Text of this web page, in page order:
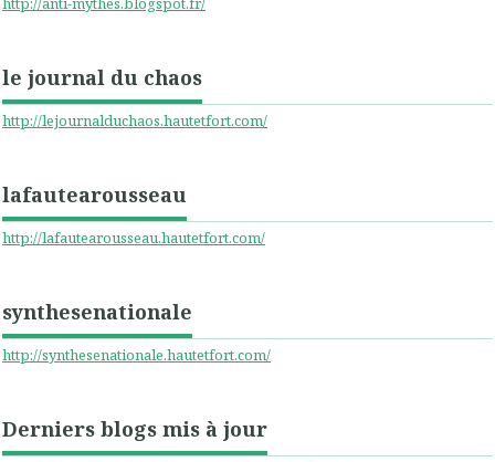
le journal du chaos
http://lejournalduchaos.hautetfort.com/
lafautearousseau
http://lafautearousseau.hautetfort.com/
synthesenationale
http://synthesenationale.hautetfort.com/
Derniers blogs mis à jour